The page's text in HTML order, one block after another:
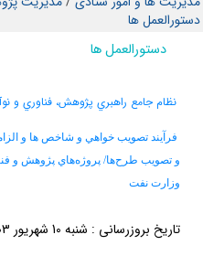
دستورالعمل ها
دستورالعمل ها
نظام جامع راهبري پژوهش، فناوري و
فرآيند تصويب خواهي و شاخص ها و
و تصويب طرح‌ها/ پروژه‌هاي پژوهش و
وزارت نفت
تاریخ بروزرسانی : شنبه 10 شهریور 1403